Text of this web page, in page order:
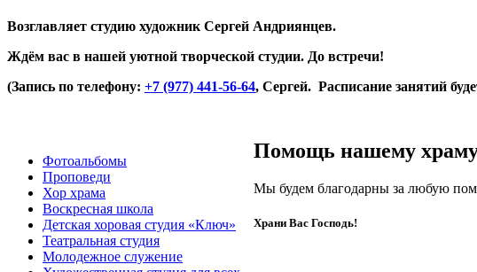
Возглавляет студию художник Сергей Андриянцев.
Ждём вас в нашей уютной творческой студии. До встречи!
(Запись по телефону: +7 (977) 441-56-64, Сергей. Расписание занятий
Фотоальбомы
Проповеди
Хор храма
Воскресная школа
Детская хоровая студия «Ключ»
Театральная студия
Молодежное служение
Помощь нашему
Мы будем благодарны за любую
Храни Вас Господь!